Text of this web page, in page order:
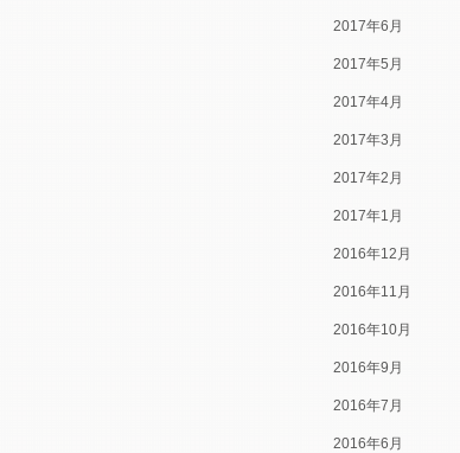
2017年6月
2017年5月
2017年4月
2017年3月
2017年2月
2017年1月
2016年12月
2016年11月
2016年10月
2016年9月
2016年7月
2016年6月